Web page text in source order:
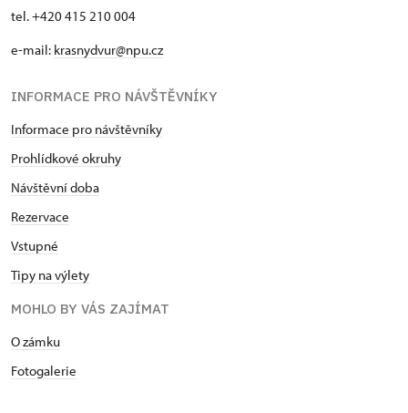
tel. +420 415 210 004
e-mail: krasnydvur@npu.cz
INFORMACE PRO NÁVŠTĚVNÍKY
Informace pro návštěvníky
Prohlídkové okruhy
Návštěvní doba
Rezervace
Vstupné
Tipy na výlety
MOHLO BY VÁS ZAJÍMAT
O zámku
Fotogalerie